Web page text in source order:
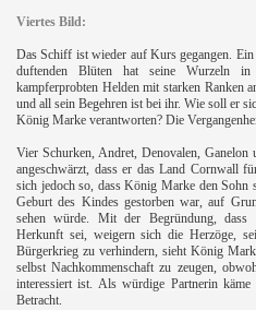
Viertes Bild:
Das Schiff ist wieder auf Kurs gegangen.
duftenden Blüten hat seine Wurzeln
kampferprobten Helden mit starken Ranken
und all sein Begehren ist bei ihr. Wie soll er
König Marke verantworten? Die
Vier Schurken, Andret, Denovalen,
angeschwärzt, dass er das Land Cornwall
sich jedoch so, dass König Marke den Sohn
Geburt des Kindes gestorben war, auf
sehen würde. Mit der Begründung, dass
Herkunft sei, weigern sich die Herzöge,
Bürgerkrieg zu verhindern, sieht König
selbst Nachkommenschaft zu zeugen,
interessiert ist. Als würdige Partnerin
Betracht.